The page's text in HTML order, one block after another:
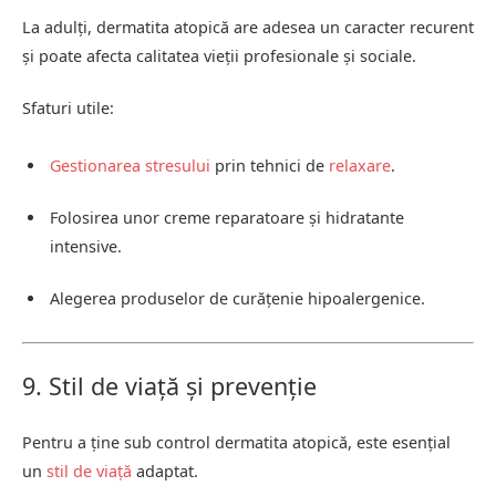
La adulți, dermatita atopică are adesea un caracter recurent
și poate afecta calitatea vieții profesionale și sociale.
Sfaturi utile:
Gestionarea stresului prin tehnici de relaxare.
Folosirea unor creme reparatoare și hidratante
intensive.
Alegerea produselor de curățenie hipoalergenice.
9. Stil de viață și prevenție
Pentru a ține sub control dermatita atopică, este esențial
un stil de viață adaptat.